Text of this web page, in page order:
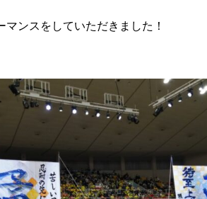
マンスをしていただきました！